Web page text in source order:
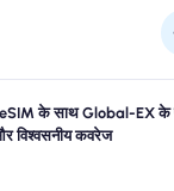
के साथ Global-EX के
विश्वसनीय कवरेज
उपयोग करके आत्मविश्वास के
New York, लंदन जैसे कि
4G/5G कवरेज की पेशकश